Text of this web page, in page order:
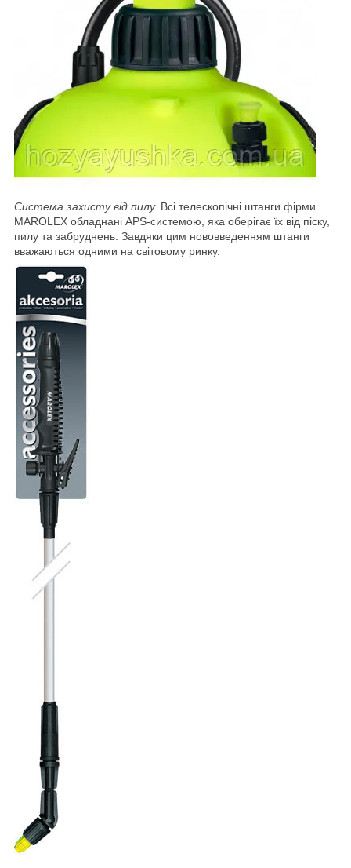
Система захисту від пилу. Всі телескопічні штанги фірми
MAROLEX обладнані APS-системою, яка оберігає їх від піску,
пилу та забруднень. Завдяки цим нововведенням штанги
вважаються одними на світовому ринку.